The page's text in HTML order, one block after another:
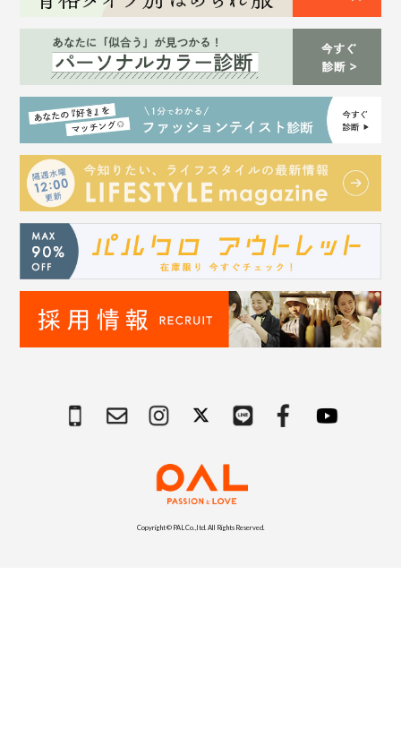
Copyright © PAL Co.,ltd. All Rights Reserved.